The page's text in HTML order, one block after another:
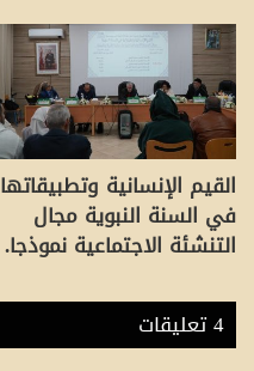
القيم الإنسانية وتطبيقاتها
في السنة النبوية مجال
التنشئة الاجتماعية نموذجا.
‫4 تعليقات